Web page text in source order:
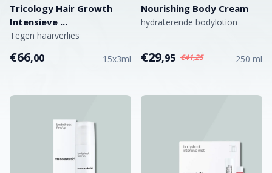
Tricology Hair Growth
Intensieve ...
Tegen haarverlies
€66,00 15x3ml
Nourishing Body Cream
hydraterende bodylotion
€29,95 €41,25 250 ml